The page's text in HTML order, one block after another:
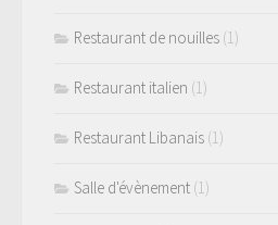
Restaurant de nouilles (1)
Restaurant italien (1)
Restaurant Libanais (1)
Salle d'évènement (1)